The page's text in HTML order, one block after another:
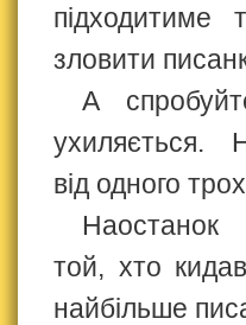
підходитиме
зловити
А
ухиляється.
від одного
той, хто
найбільше